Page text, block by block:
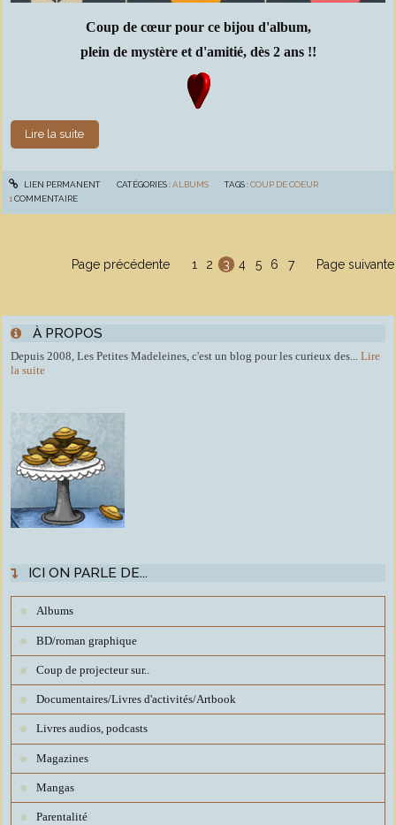
À PROPOS
Depuis 2008, Les Petites Madeleines, c'est un blog pour les curieux des...
Lire
la suite
ICI ON PARLE DE...
Albums
BD/roman graphique
Coup de projecteur sur..
Documentaires/Livres d'activités/Artbook
Livres audios, podcasts
Magazines
Mangas
Parentalité
Coup de cœur pour ce bijou d'album,
plein de mystère et d'amitié, dès 2 ans !!
Lire la suite
LIEN PERMANENT CATÉGORIES :ALBUMS TAGS :COUP DE COEUR
1COMMENTAIRE
Page précédente 1 2 3 4 5 6 7 Page suivante